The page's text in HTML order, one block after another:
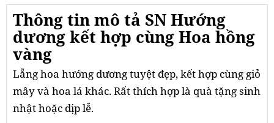
Thông tin mô tả SN Hướng
dương kết hợp cùng Hoa hồng
vàng
Lẵng hoa hướng dương tuyệt đẹp, kết hợp cùng giỏ
mây và hoa lá khác. Rất thích hợp là quà tặng sinh
nhật hoặc dịp lễ.